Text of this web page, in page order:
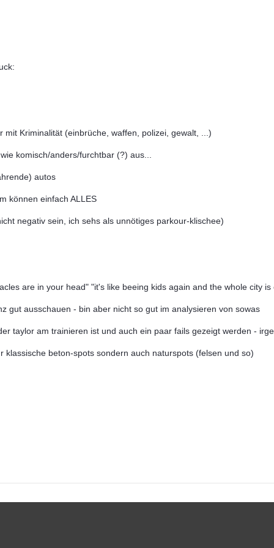
mit Kriminalität (einbrüche, waffen, polizei, gewalt, ...)
komisch/anders/furchtbar (?) aus...
autos
können einfach ALLES
negativ sein, ich sehs als unnötiges parkour-klischee)
are in your head" "it's like beeing kids again and the whole city
gut ausschauen - bin aber nicht so gut im analysieren von sowas
taylor am trainieren ist und auch ein paar fails gezeigt werden -
klassische beton-spots sondern auch naturspots (felsen und so)